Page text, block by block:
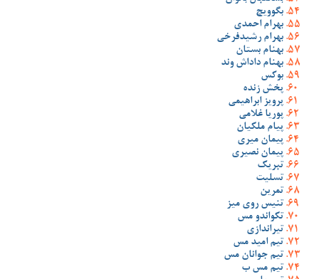
بگوویچ
بهرام احمدی
بهرام رشیدفرخی
بهنام بستان
بهنام داداش وند
بوکس
پخش زنده
پرویز ابراهیمی
پوریا غلامی
پیام ملکیان
پیمان میری
پیمان نصیری
تبریک
تسلیت
تمرین
تنیس روی میز
تکواندو مس
تیراندازی
تیم امید مس
تیم جوانان مس
تیم مس ب